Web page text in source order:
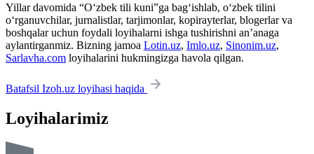
Yillar davomida “O‘zbek tili kuni”ga bag‘ishlab, o‘zbek tilini
o‘rganuvchilar, jurnalistlar, tarjimonlar, kopirayterlar, blogerlar va
boshqalar uchun foydali loyihalarni ishga tushirishni an’anaga
aylantirganmiz. Bizning jamoa Lotin.uz, Imlo.uz, Sinonim.uz,
Sarlavha.com loyihalarini hukmingizga havola qilgan.
Batafsil Izoh.uz loyihasi haqida
Loyihalarimiz